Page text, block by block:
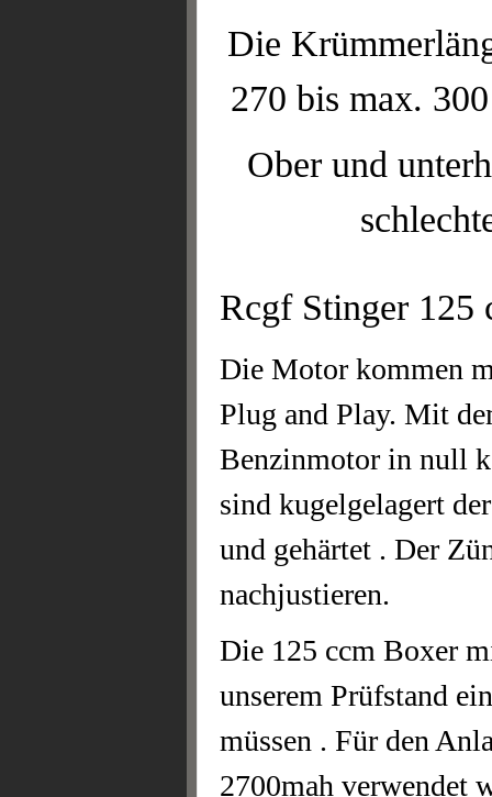
Die
270 bis max.
Ober und
Rcgf Stinger 125
Die Motor kommen
Plug and Play. Mit
Benzinmotor in null
sind kugelgelagert
und gehärtet . Der
nachjustieren.
Die 125 ccm Boxer
unserem Prüfstand
müssen . Für den
2700mah verwendet